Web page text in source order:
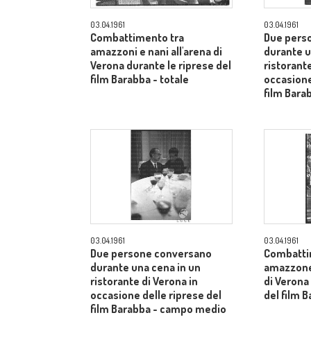
03.04.1961
Combattimento tra
amazzoni e nani all'arena di
Verona durante le riprese del
film Barabba - totale
03.04.1961
Due
durante
film
03.04.1961
Due persone conversano
durante una cena in un
ristorante di Verona in
occasione delle riprese del
film Barabba - campo medio
03.04.1961
di
del film